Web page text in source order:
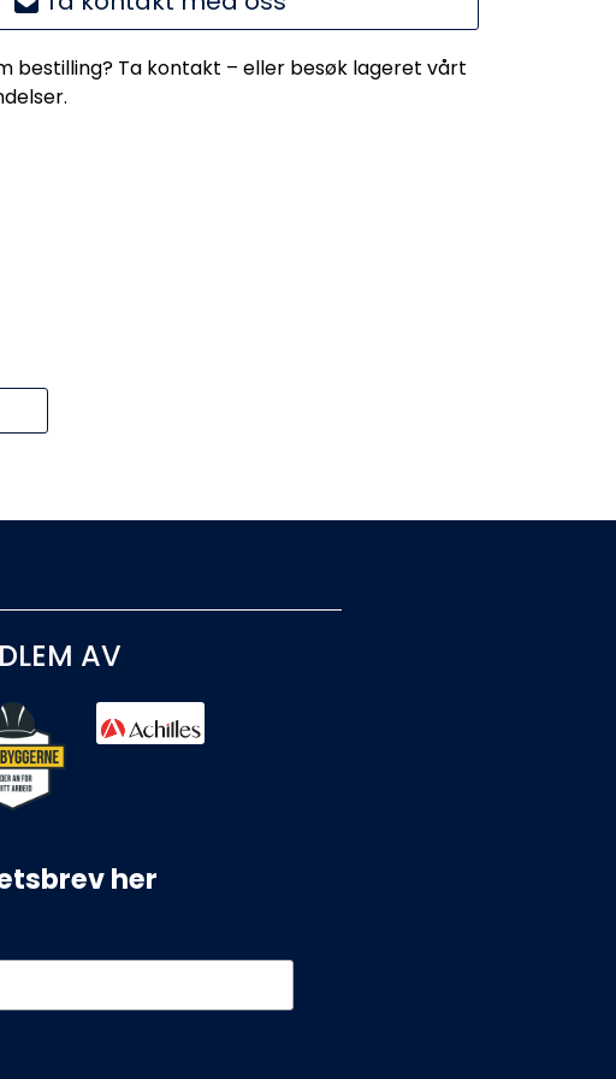
bestilling? Ta kontakt – eller besøk lageret vårt
AV
her